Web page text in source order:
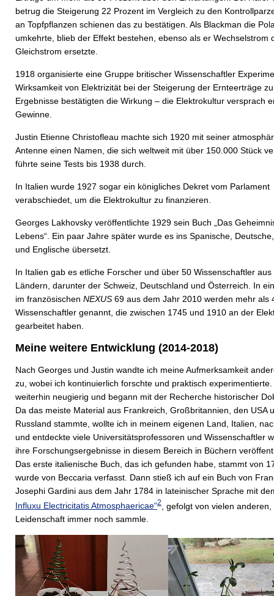
betrug die Steigerung 22 Prozent im Vergleich zu den
an Topfpflanzen schienen das zu bestätigen. Als Blackman die
umkehrte, blieb der Effekt bestehen, ebenso als er Wechselstrom
Gleichstrom ersetzte.
1918 organisierte eine Gruppe britischer Wissenschaftler
Wirksamkeit von Elektrizität bei der Steigerung der Ernteerträge
Ergebnisse bestätigten die Wirkung – die Elektrokultur versprach
Gewinne.
Justin Etienne Christofleau machte sich 1920 mit seiner
Antenne einen Namen, die sich weltweit mit über 150.000 Stück
führte seine Tests bis 1938 durch.
In Italien wurde 1927 sogar ein königliches Dekret vom Parlament
verabschiedet, um die Elektrokultur zu finanzieren.
Georges Lakhovsky veröffentlichte 1929 sein Buch „Das
Lebens“. Ein paar Jahre später wurde es ins Spanische,
und Englische übersetzt.
In Italien gab es etliche Forscher und über 50 Wissenschaftler aus
Ländern, darunter der Schweiz, Deutschland und Österreich. In
im französischen NEXUS 69 aus dem Jahr 2010 werden mehr als
Wissenschaftler genannt, die zwischen 1745 und 1910 an der
gearbeitet haben.
Meine weitere Entwicklung (2014-2018)
Nach Georges und Justin wandte ich meine Aufmerksamkeit
zu, wobei ich kontinuierlich forschte und praktisch
weiterhin neugierig und begann mit der Recherche historischer
Da das meiste Material aus Frankreich, Großbritannien, den USA
Russland stammte, wollte ich in meinem eigenen Land, Italien,
und entdeckte viele Universitätsprofessoren und Wissenschaftler
ihre Forschungsergebnisse in diesem Bereich in Büchern
Das erste italienische Buch, das ich gefunden habe, stammt von
wurde von Beccaria verfasst. Dann stieß ich auf ein Buch von
Josephi Gardini aus dem Jahr 1784 in lateinischer Sprache mit
Influxu Electricitatis Atmosphaericae“2
, gefolgt von vielen
Leidenschaft immer noch sammle.